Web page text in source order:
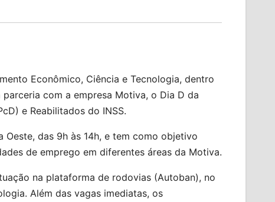
Econômico, Ciência e Tecnologia, dentro
com a empresa Motiva, o Dia D da
e Reabilitados do INSS.
Oeste, das 9h às 14h, e tem como objetivo
de emprego em diferentes áreas da Motiva.
na plataforma de rodovias (Autoban), no
Além das vagas imediatas, os